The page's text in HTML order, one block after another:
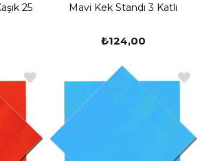
25
Mavi Kek Standı 3 Katlı
₺124,00